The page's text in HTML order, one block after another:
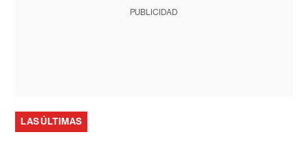
PUBLICIDAD
LAS ÚLTIMAS